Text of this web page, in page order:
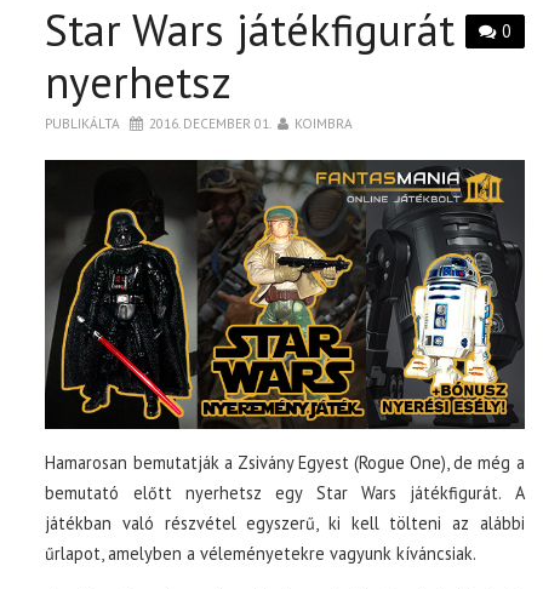
0
Star Wars játékfigurát
nyerhetsz
PUBLIKÁLTA 2016. DECEMBER 01. KOIMBRA
Hamarosan bemutatják a Zsivány Egyest (Rogue One), de még a
bemutató előtt nyerhetsz egy Star Wars játékfigurát. A
játékban való részvétel egyszerű, ki kell tölteni az alábbi
űrlapot, amelyben a véleményetekre vagyunk kíváncsiak.